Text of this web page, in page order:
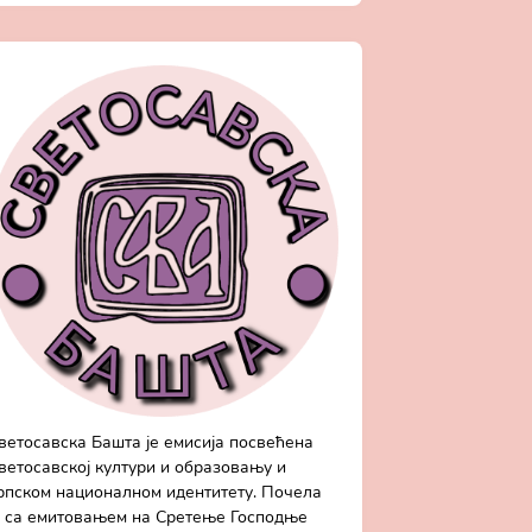
Башта је емисија посвећена
култури и образовању и
националном идентитету. Почела
са емитовањем на Сретење Господње